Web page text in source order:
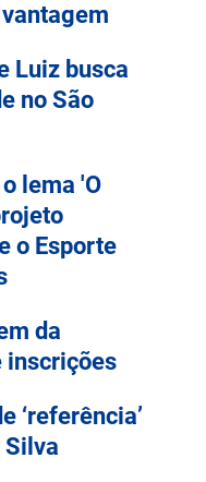
Luiz busca
no São
lema 'O
o Esporte
da
inscrições
‘referência’
Silva